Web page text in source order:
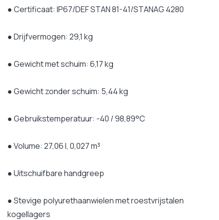
● Certificaat: IP67/DEF STAN 81-41/STANAG 4280
● Drijfvermogen: 29,1 kg
● Gewicht met schuim: 6,17 kg
● Gewicht zonder schuim: 5,44 kg
● Gebruikstemperatuur: -40 / 98,89°C
● Volume: 27,06 l, 0,027 m³
● Uitschuifbare handgreep
● Stevige polyurethaanwielen met roestvrijstalen
kogellagers